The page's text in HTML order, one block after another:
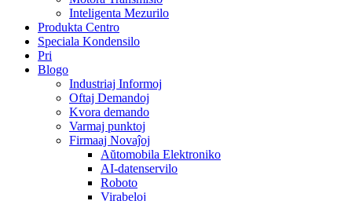
Inteligenta Mezurilo
Produkta Centro
Speciala Kondensilo
Pri
Blogo
Industriaj Informoj
Oftaj Demandoj
Kvora demando
Varmaj punktoj
Firmaaj Novaĵoj
Aŭtomobila Elektroniko
AI-datenservilo
Roboto
Virabeloj